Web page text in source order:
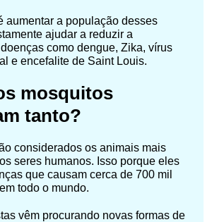
aumentar a população desses
ajudar a reduzir a
como dengue, Zika, vírus
e encefalite de Saint Louis.
mosquitos
tanto?
considerados os animais mais
seres humanos. Isso porque eles
que causam cerca de 700 mil
todo o mundo.
vêm procurando novas formas de